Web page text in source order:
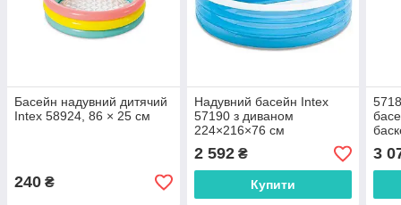
Басейн надувний дитячий
Intex 58924, 86 × 25 см
240 ₴
Надувний басейн Intex
57190 з диваном
224×216×76 см
2 592₴
Купити
3